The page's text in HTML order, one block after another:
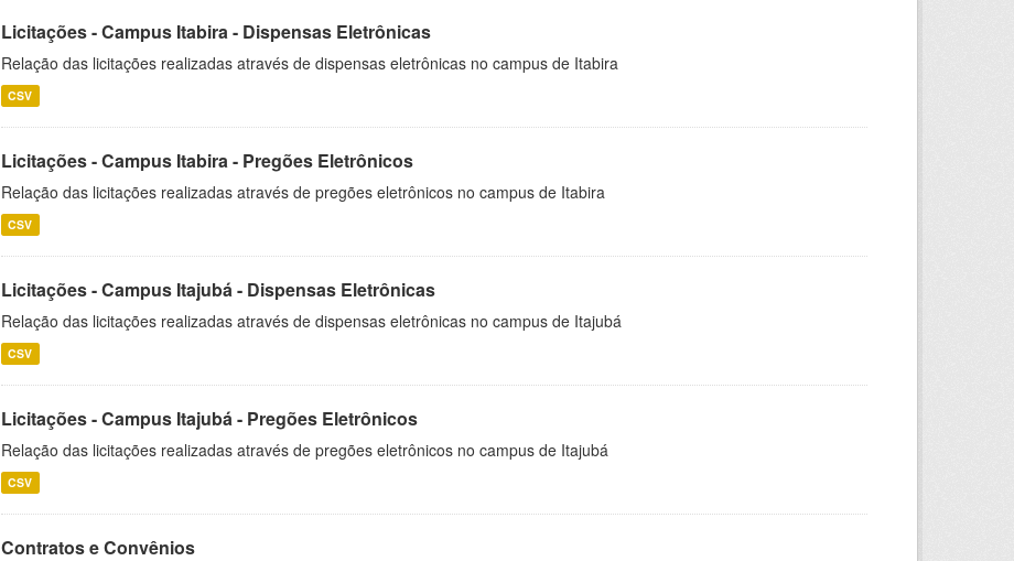
Licitações - Campus Itabira - Dispensas Eletrônicas
Relação das licitações realizadas através de dispensas eletrônicas no campus de Itabira
CSV
Licitações - Campus Itabira - Pregões Eletrônicos
Relação das licitações realizadas através de pregões eletrônicos no campus de Itabira
CSV
Licitações - Campus Itajubá - Dispensas Eletrônicas
Relação das licitações realizadas através de dispensas eletrônicas no campus de Itajubá
CSV
Licitações - Campus Itajubá - Pregões Eletrônicos
Relação das licitações realizadas através de pregões eletrônicos no campus de Itajubá
CSV
Contratos e Convênios